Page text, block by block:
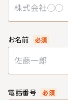
お名前 必須
電話番号 必須